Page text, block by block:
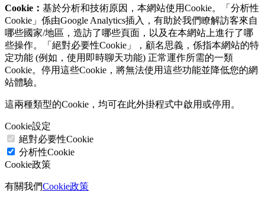
Cookie： 基於分析和技術原因，本網站使用Cookie。「分析性
Cookie」係由Google Analytics插入，有助於我們瞭解訪客來自
哪些國家/地區，造訪了哪些頁面，以及在本網站上進行了哪
些操作。「絕對必要性Cookie」，顧名思義，係指本網站的特
定功能 (例如，使用即時聊天功能) 正常運作所需的一類
Cookie。停用這些Cookie，將無法使用這些功能並降低您的網
站體驗。
這兩種類型的Cookie，均可在此外掛程式中啟用或停用。
Cookie設定
絕對必要性Cookie
分析性Cookie
Cookie政策
有關我們Cookie政策